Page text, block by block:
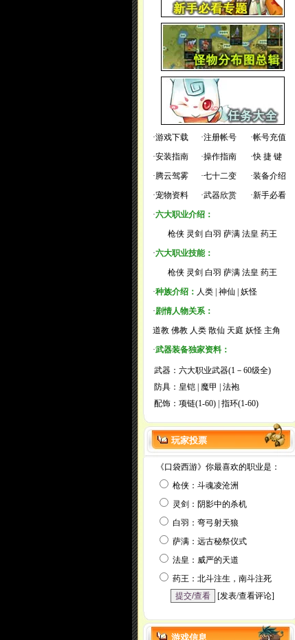
·游戏下载 ·注册帐号 ·帐号充值
·安装指南 ·操作指南 ·快 捷 键
·腾云驾雾 ·七十二变 ·装备介绍
·宠物资料 ·武器欣赏 ·新手必看
·六大职业介绍：
枪侠 灵剑 白羽 萨满 法皇 药王
·六大职业技能：
枪侠 灵剑 白羽 萨满 法皇 药王
·种族介绍： 人类 神仙
妖怪
·剧情人物关系：
道教 佛教 人类 散仙 天庭 妖怪 主角
·武器装备独家资料：
武器： 六大职业武器(1－60级全)
防具： 皇铠 魔甲
法袍
配饰： 项链(1-60) 指环(1-60)
玩家投票
《口袋西游》你最喜欢的职业是：
枪侠：斗魂凌沧洲
灵剑：阴影中的杀机
白羽：弯弓射天狼
萨满：远古秘祭仪式
法皇：威严的天道
药王：北斗注生，南斗注死
[发表/查看评论]
游戏信息